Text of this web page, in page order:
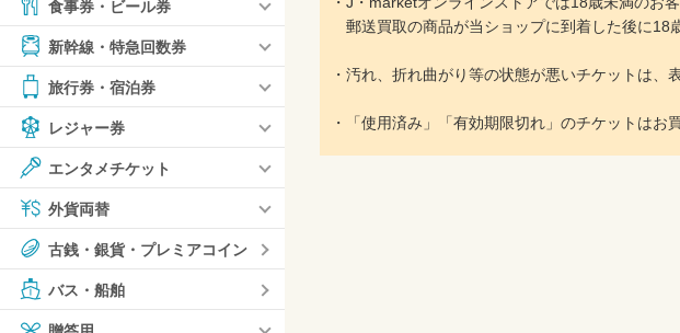
食事券・ビール券
新幹線・特急回数券
旅行券・宿泊券
レジャー券
エンタメチケット
外貨両替
古銭・銀貨・プレミアコイン
バス・船舶
郵送買取の商品が当ショップに到着した後に18
・汚れ、折れ曲がり等の状態が悪いチケットは、
・「使用済み」「有効期限切れ」のチケットはお